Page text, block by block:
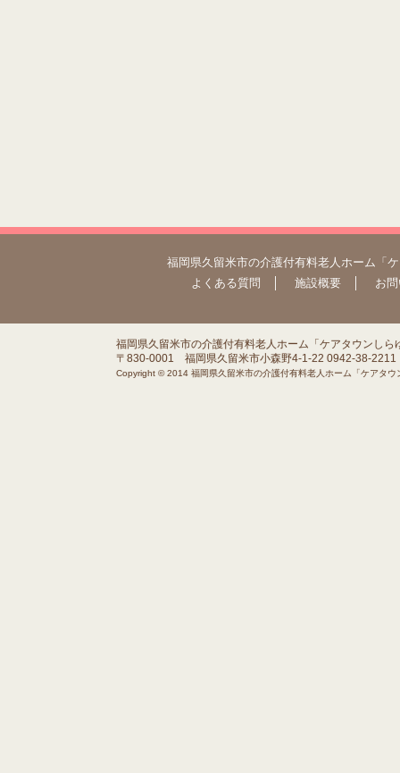
福岡県久留米市の介護付有料老人ホーム「
よくある質問
施設概要│ お
福岡県久留米市の介護付有料老人ホーム「ケアタウンしら
〒830-0001 福岡県久留米市小森野4-1-22 0942-38-2211
Copyright © 2014 福岡県久留米市の介護付有料老人ホーム「ケアタ